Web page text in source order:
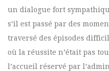
un dialogue fort
s’il est passé par des
traversé des épisodes
où la réussite n’était pas
l’accueil réservé par